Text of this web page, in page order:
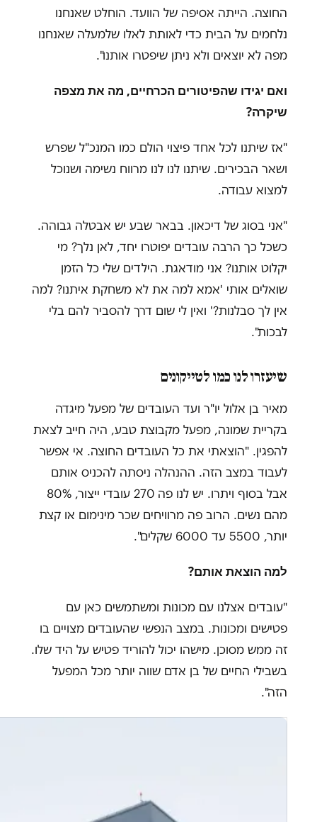
החוצה. הייתה אסיפה של הוועד. הוחלט שאנחנו
נלחמים על הבית כדי לאותת לאלו שלמעלה שאנחנו
מפה לא יוצאים ולא ניתן שיפטרו אותנו".
ואם יגידו שהפיטורים הכרחיים, מה את מצפה
שיקרה?
"אז שיתנו לכל אחד פיצוי הולם כמו המנכ"ל שפרש
ושאר הבכירים. שיתנו לנו לנו מרווח נשימה ושנוכל
למצוא עבודה.
"אני בסוג של דיכאון. בבאר שבע יש אבטלה גבוהה.
כשכל כך הרבה עובדים יפוטרו יחד, לאן נלך? מי
יקלוט אותנו? אני מודאגת. הילדים שלי כל הזמן
שואלים אותי 'אמא למה את לא משחקת איתנו? למה
אין לך סבלנות?' ואין לי שום דרך להסביר להם בלי
לבכות".
שיעזרו לנו כמו לטייקונים
מאיר בן אלול יו"ר ועד העובדים של מפעל מיגדה
בקריית שמונה, מפעל מקבוצת טבע, היה חייב לצאת
להפגין. "הוצאתי את כל העובדים החוצה. אי אפשר
לעבוד במצב הזה. ההנהלה ניסתה להכניס אותם
אבל בסוף ויתרו. יש לנו פה 270 עובדי ייצור, 80%
מהם נשים. הרוב פה מרוויחים שכר מינימום או קצת
יותר, 5500 עד 6000 שקלים".
למה הוצאת אותם?
"עובדים אצלנו עם מכונות ומשתמשים כאן עם
פטישים ומכונות. במצב הנפשי שהעובדים מצויים בו
זה ממש מסוכן. מישהו יכול להוריד פטיש על היד שלו.
בשבילי החיים של בן אדם שווה יותר מכל המפעל
הזה".